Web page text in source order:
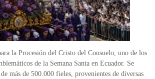
la Procesión del Cristo del Consuelo, uno de los
de la Semana Santa en Ecuador. Se
más de 500.000 fieles, provenientes de diversas